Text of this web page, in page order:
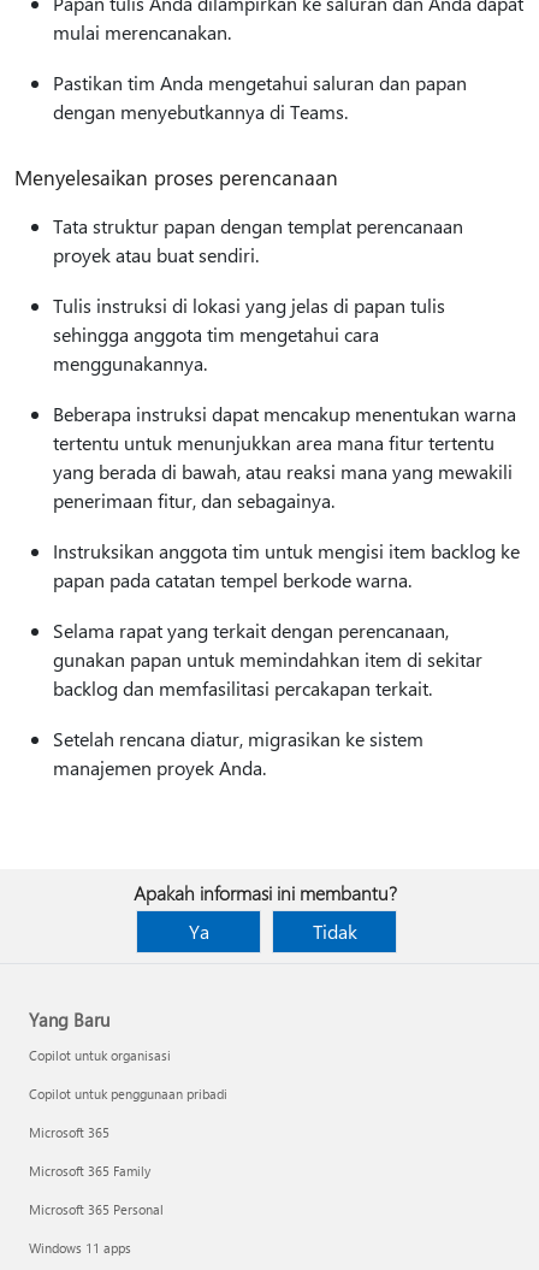
mulai merencanakan.
Pastikan tim Anda mengetahui saluran dan papan
dengan menyebutkannya di Teams.
Menyelesaikan proses perencanaan
Tata struktur papan dengan templat perencanaan
proyek atau buat sendiri.
Tulis instruksi di lokasi yang jelas di papan tulis
sehingga anggota tim mengetahui cara
menggunakannya.
Beberapa instruksi dapat mencakup menentukan warna
tertentu untuk menunjukkan area mana fitur tertentu
yang berada di bawah, atau reaksi mana yang mewakili
penerimaan fitur, dan sebagainya.
Instruksikan anggota tim untuk mengisi item backlog ke
papan pada catatan tempel berkode warna.
Selama rapat yang terkait dengan perencanaan,
gunakan papan untuk memindahkan item di sekitar
backlog dan memfasilitasi percakapan terkait.
Setelah rencana diatur, migrasikan ke sistem
manajemen proyek Anda.
Apakah informasi ini membantu?
Ya
Tidak
Yang Baru
Copilot untuk organisasi
Copilot untuk penggunaan pribadi
Microsoft 365
Microsoft 365 Family
Microsoft 365 Personal
Windows 11 apps